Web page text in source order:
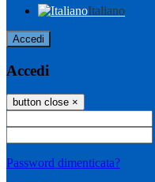
Italiano
Accedi
Accedi
button close ×
Password dimenticata?